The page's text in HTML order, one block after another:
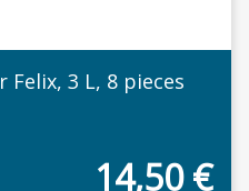
3 L, 8 pieces
14,50€